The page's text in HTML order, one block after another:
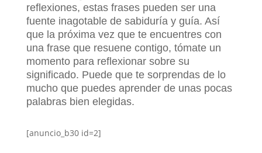
reflexiones, estas frases pueden ser una
fuente inagotable de sabiduría y guía. Así
que la próxima vez que te encuentres con
una frase que resuene contigo, tómate un
momento para reflexionar sobre su
significado. Puede que te sorprendas de lo
mucho que puedes aprender de unas pocas
palabras bien elegidas.
[anuncio_b30 id=2]